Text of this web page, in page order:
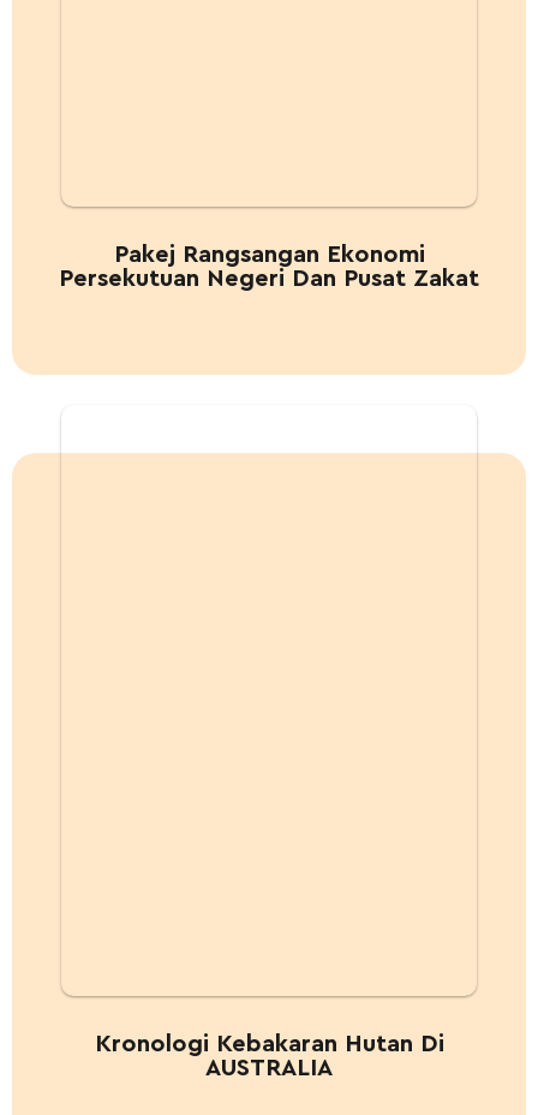
Pakej Rangsangan Ekonomi
Persekutuan Negeri Dan Pusat Zakat
Kronologi Kebakaran Hutan Di
AUSTRALIA